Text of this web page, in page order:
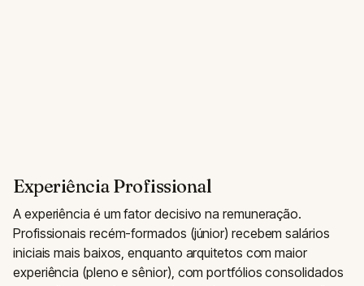
Experiência Profissional
A experiência é um fator decisivo na remuneração.
Profissionais recém-formados (júnior) recebem salários
iniciais mais baixos, enquanto arquitetos com maior
experiência (pleno e sênior), com portfólios consolidados